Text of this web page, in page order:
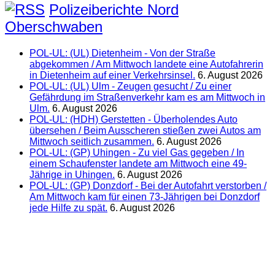
Polizeiberichte Nord
Oberschwaben
POL-UL: (UL) Dietenheim - Von der Straße
abgekommen / Am Mittwoch landete eine Autofahrerin
in Dietenheim auf einer Verkehrsinsel. 6. August 2026
POL-UL: (UL) Ulm - Zeugen gesucht / Zu einer
Gefährdung im Straßenverkehr kam es am Mittwoch in
Ulm. 6. August 2026
POL-UL: (HDH) Gerstetten - Überholendes Auto
übersehen / Beim Ausscheren stießen zwei Autos am
Mittwoch seitlich zusammen. 6. August 2026
POL-UL: (GP) Uhingen - Zu viel Gas gegeben / In
einem Schaufenster landete am Mittwoch eine 49-
Jährige in Uhingen. 6. August 2026
POL-UL: (GP) Donzdorf - Bei der Autofahrt verstorben /
Am Mittwoch kam für einen 73-Jährigen bei Donzdorf
jede Hilfe zu spät. 6. August 2026